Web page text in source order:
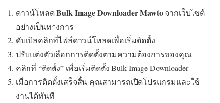
ดาวน์โหลดBulk Image Downloader Mawto จากเว็บไซต์
อย่างเป็นทางการ
ดับเบิลคลิกที่ไฟล์ดาวน์โหลดเพื่อเริ่มติดตั้ง
ปรับแต่งตัวเลือกการติดตั้งตามความต้องการของคุณ
คลิกที่ “ติดตั้ง” เพื่อเริ่มติดตั้ง Bulk Image Downloader
เมื่อการติดตั้งเสร็จสิ้น คุณสามารถเปิดโปรแกรมและใช้
งานได้ทันที